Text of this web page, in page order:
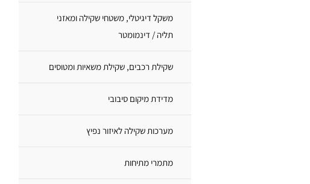
משקל דיגיטלי, משטחי שקילה ומאזני
תליה / דינמומטר
שקילת רכבים, שקילת משאיות ומטוסים
מדידת מיקום סיבובי
מערכות שקילה לאיזור נפיץ
מתמרי מתיחות